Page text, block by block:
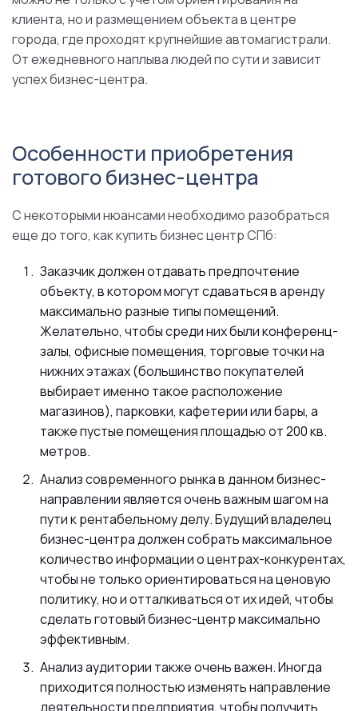
клиента, но и размещением объекта в центре
города, где проходят крупнейшие автомагистрали.
От ежедневного наплыва людей по сути и зависит
успех бизнес-центра.
Особенности приобретения
готового бизнес-центра
С некоторыми нюансами необходимо разобраться
еще до того, как купить бизнес центр СПб:
Заказчик должен отдавать предпочтение
объекту, в котором могут сдаваться в аренду
максимально разные типы помещений.
Желательно, чтобы среди них были конференц-
залы, офисные помещения, торговые точки на
нижних этажах (большинство покупателей
выбирает именно такое расположение
магазинов), парковки, кафетерии или бары, а
также пустые помещения площадью от 200 кв.
метров.
Анализ современного рынка в данном бизнес-
направлении является очень важным шагом на
пути к рентабельному делу. Будущий владелец
бизнес-центра должен собрать максимальное
количество информации о центрах-конкурентах,
чтобы не только ориентироваться на ценовую
политику, но и отталкиваться от их идей, чтобы
сделать готовый бизнес-центр максимально
эффективным.
Анализ аудитории также очень важен. Иногда
приходится полностью изменять направление
деятельности предприятия, чтобы получить